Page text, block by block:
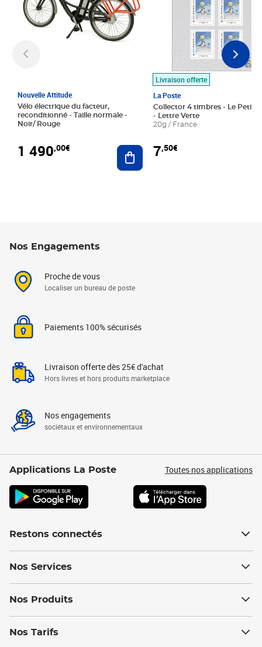
Nouvelle Attitude
Vélo électrique du facteur,
reconditionné - Taille normale -
Noir/ Rouge
1 490,00€ Ajouter au panier
Livraison offerte
La Poste
Collector 4 timbres - Le Petit
- Lettre Verte
20g / France
7,50€
Nos Engagements
Proche de vous
Localiser un bureau de poste
Paiements 100% sécurisés
Livraison offerte dès 25€ d'achat
Hors livres et hors produits marketplace
Nos engagements
sociétaux et environnementaux
Applications La Poste Toutes nos applications
Restons connectés
Nos Services
Nos Produits
Nos Tarifs